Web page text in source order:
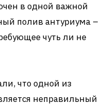
в одной важной
полив антуриума –
чуть ли не
что одной из
неправильный